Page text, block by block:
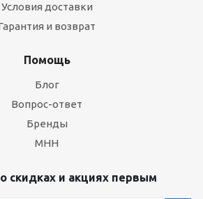
Условия доставки
и возврат
Помощь
Блог
Вопрос-ответ
Бренды
МНН
скидках и акциях первым